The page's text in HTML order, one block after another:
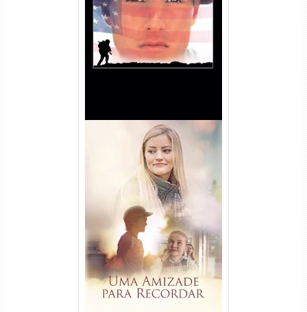
Nascido em 4 de Julho
Torrent (1989) WEB-DL 1080p
Dual Áudio
Uma Amizade para Recordar
Torrent (2025) WEB-DL 1080p
Dual Áudio